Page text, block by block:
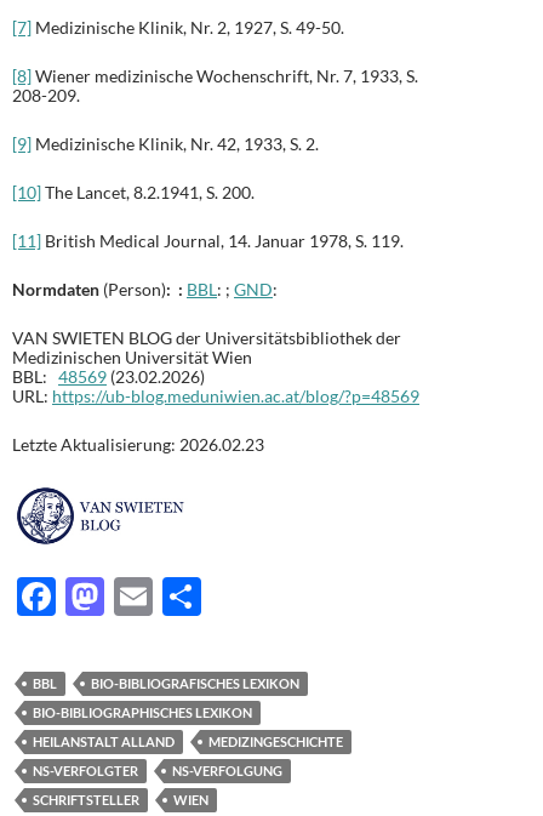
[7] Medizinische Klinik, Nr. 2, 1927, S. 49-50.
[8]Wiener medizinische Wochenschrift, Nr. 7, 1933, S.
208-209.
[9] Medizinische Klinik, Nr. 42, 1933, S. 2.
[10]The Lancet, 8.2.1941, S. 200.
[11] British Medical Journal, 14. Januar 1978, S. 119.
Normdaten (Person): : BBL: ; GND:
VAN SWIETEN BLOG der Universitätsbibliothek der
Medizinischen Universität Wien
BBL: 48569 (23.02.2026)
URL: https://ub-blog.meduniwien.ac.at/blog/?p=48569
Letzte Aktualisierung: 2026.02.23
F
e
b
o
o
M
to
d
o
n
E
ail le
n
BBL
BIO-BIBLIOGRAFISCHES LEXIKON
BIO-BIBLIOGRAPHISCHES LEXIKON
HEILANSTALT ALLAND
MEDIZINGESCHICHTE
NS-VERFOLGTER
NS-VERFOLGUNG
SCHRIFTSTELLER
WIEN